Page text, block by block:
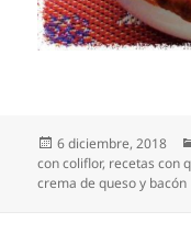
Publicado
el
6 diciembre, 2018
con coliflor, recetas con
crema de queso y bacón